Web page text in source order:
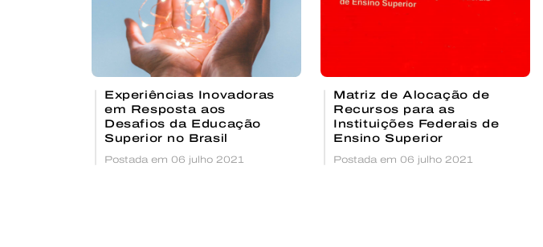
Experiências Inovadoras
em Resposta aos
Desafios da Educação
Superior no Brasil
Postada em 06 julho 2021
Matriz de Alocação de
Recursos para as
Instituições Federais de
Ensino Superior
Postada em 06 julho 2021